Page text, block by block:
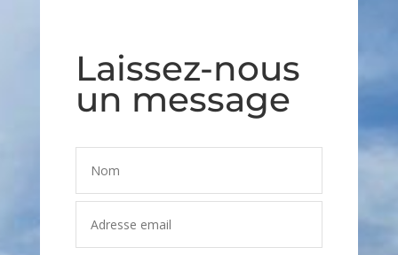
Laissez-nous
un message